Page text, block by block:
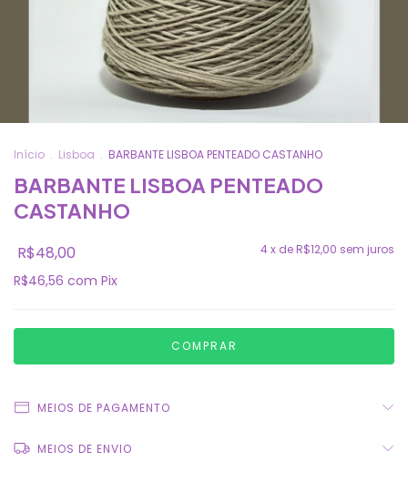
Início . Lisboa . BARBANTE LISBOA PENTEADO CASTANHO
BARBANTE LISBOA PENTEADO
CASTANHO
R$48,00 4x deR$12,00 sem juros
R$46,56 com Pix
MEIOS DE PAGAMENTO
MEIOS DE ENVIO